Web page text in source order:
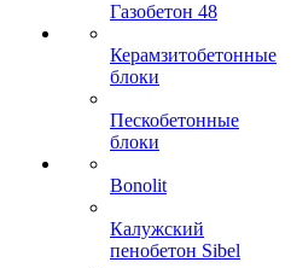
Газобетон 48
Керамзитобетонные
блоки
Пескобетонные
блоки
Bonolit
Калужский
пенобетон Sibel